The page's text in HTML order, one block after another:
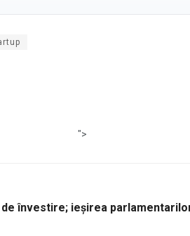
">
învestire; ieșirea